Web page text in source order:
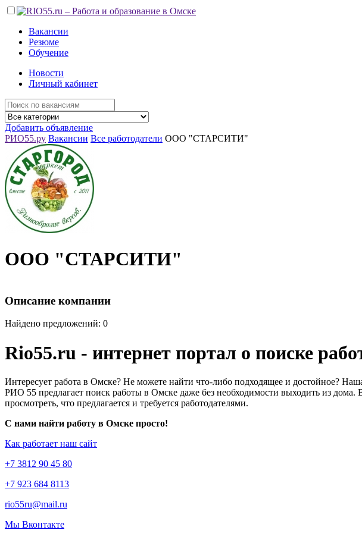
Вакансии
Резюме
Обучение
Новости
Личный кабинет
Добавить объявление
РИО55.ру Вакансии Все работодатели ООО "СТАРСИТИ"
ООО "СТАРСИТИ"
Описание компании
Найдено предложений: 0
Rio55.ru - интернет портал о поиске
Интересует работа в Омске? Не можете найти что-либо подходящее и достойное?
РИО 55 предлагает поиск работы в Омске даже без необходимости выходить из
просмотреть, что предлагается и требуется работодателями.
С нами найти работу в Омске просто!
Как работает наш сайт
+7 3812 90 45 80
+7 923 684 8113
rio55ru@mail.ru
Мы Вконтакте